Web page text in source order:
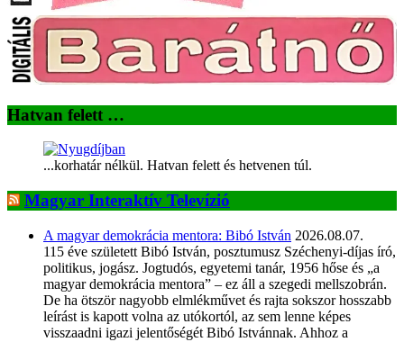
Hatvan felett …
...korhatár nélkül. Hatvan felett és hetvenen túl.
Magyar Interaktív Televízió
A magyar demokrácia mentora: Bibó István 2026.08.07.
115 éve született Bibó István, posztumusz Széchenyi-díjas író,
politikus, jogász. Jogtudós, egyetemi tanár, 1956 hőse és „a
magyar demokrácia mentora” – ez áll a szegedi mellszobrán.
De ha ötször nagyobb elmlékművet és rajta sokszor hosszabb
leírást is kapott volna az utókortól, az sem lenne képes
visszaadni igazi jelentőségét Bibó Istvánnak. Ahhoz a